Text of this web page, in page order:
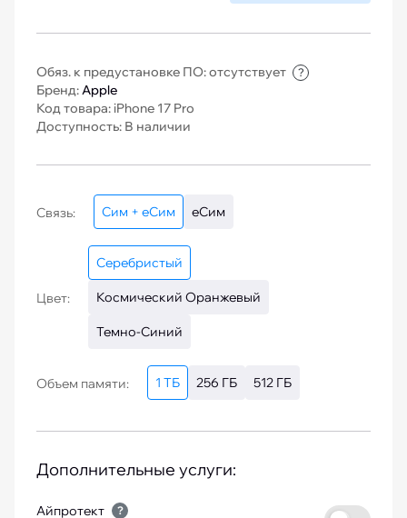
Обяз. к предустановке ПО: отсутствует ?
Бренд:Apple
Код товара: iPhone 17 Pro
Доступность: В наличии
Связь: Сим + еСим еСим
Цвет:
Серебристый
Космический Оранжевый
Темно-Синий
Объем памяти: 1 ТБ 256 ГБ 512 ГБ
Дополнительные услуги:
Айпротект ?